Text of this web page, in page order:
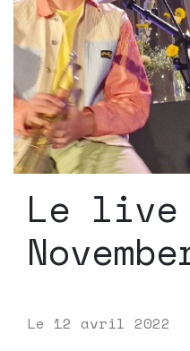
Le live
Le 12 avril 2022